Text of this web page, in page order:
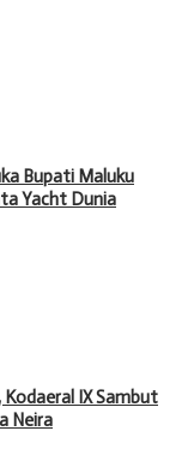
Bupati Maluku
Yacht Dunia
IX Sambut
Neira